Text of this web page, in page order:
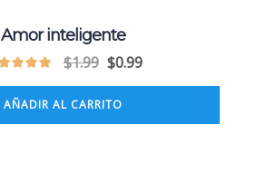
Amor inteligente
$1.99 $0.99
AÑADIR AL CARRITO